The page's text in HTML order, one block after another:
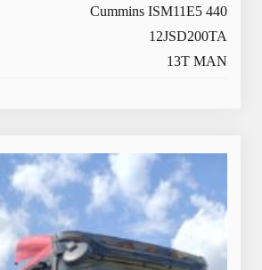
Cummins ISM11E5 440
12JSD200TA
13T MAN